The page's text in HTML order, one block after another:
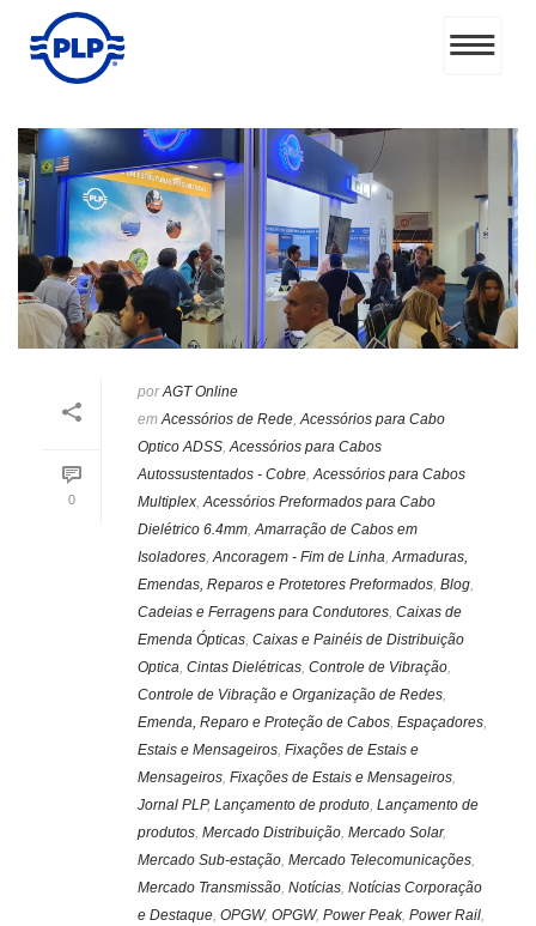
0
porAGT Online
em Acessórios de Rede,Acessórios para Cabo
Optico ADSS,Acessórios para Cabos
Autossustentados - Cobre,Acessórios para Cabos
Multiplex,Acessórios Preformados para Cabo
Dielétrico 6.4mm,Amarração de Cabos em
Isoladores,Ancoragem - Fim de Linha,Armaduras,
Emendas, Reparos e Protetores Preformados, Blog,
Cadeias e Ferragens para Condutores, Caixas de
Emenda Ópticas, Caixas e Painéis de Distribuição
Optica, Cintas Dielétricas, Controle de Vibração,
Controle de Vibração e Organização de Redes,
Emenda, Reparo e Proteção de Cabos, Espaçadores,
Estais e Mensageiros, Fixações de Estais e
Mensageiros, Fixações de Estais e Mensageiros,
Jornal PLP, Lançamento de produto, Lançamento de
produtos, Mercado Distribuição, Mercado Solar,
Mercado Sub-estação, Mercado Telecomunicações,
Mercado Transmissão, Notícias, Notícias Corporação
e Destaque, OPGW, OPGW, Power Peak, Power Rail,